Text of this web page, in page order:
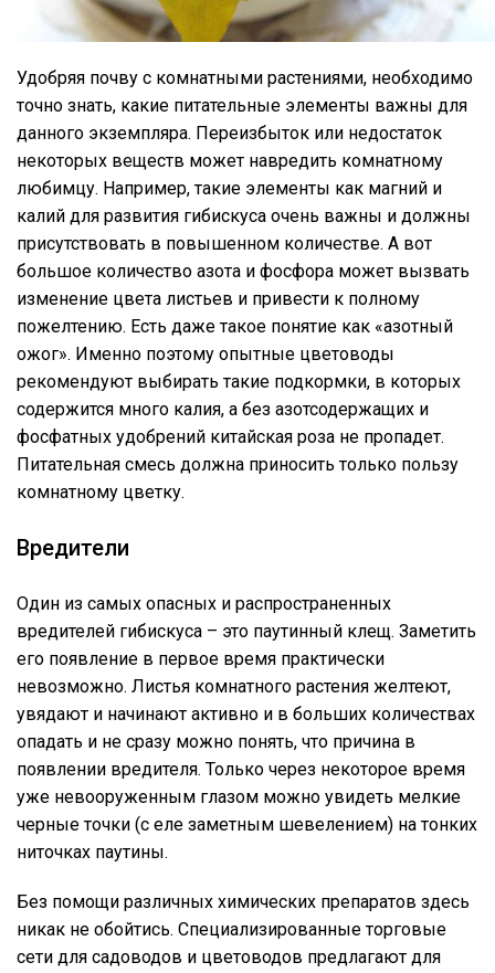
Удобряя почву с комнатными растениями, необходимо
точно знать, какие питательные элементы важны для
данного экземпляра. Переизбыток или недостаток
некоторых веществ может навредить комнатному
любимцу. Например, такие элементы как магний и
калий для развития гибискуса очень важны и должны
присутствовать в повышенном количестве. А вот
большое количество азота и фосфора может вызвать
изменение цвета листьев и привести к полному
пожелтению. Есть даже такое понятие как «азотный
ожог». Именно поэтому опытные цветоводы
рекомендуют выбирать такие подкормки, в которых
содержится много калия, а без азотсодержащих и
фосфатных удобрений китайская роза не пропадет.
Питательная смесь должна приносить только пользу
комнатному цветку.
Вредители
Один из самых опасных и распространенных
вредителей гибискуса – это паутинный клещ. Заметить
его появление в первое время практически
невозможно. Листья комнатного растения желтеют,
увядают и начинают активно и в больших количествах
опадать и не сразу можно понять, что причина в
появлении вредителя. Только через некоторое время
уже невооруженным глазом можно увидеть мелкие
черные точки (с еле заметным шевелением) на тонких
ниточках паутины.
Без помощи различных химических препаратов здесь
никак не обойтись. Специализированные торговые
сети для садоводов и цветоводов предлагают для